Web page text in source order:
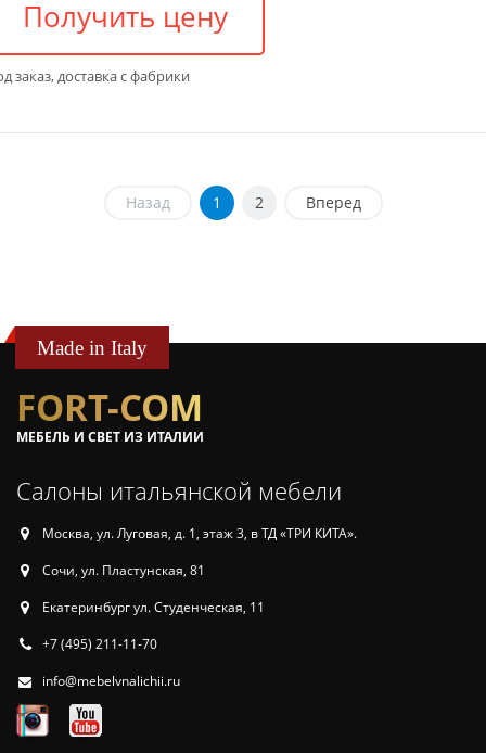
Получить цену
заказ, доставка с фабрики
Назад 1 2 Вперед
Made in Italy
FORT-COM
МЕБЕЛЬ И СВЕТ ИЗ ИТАЛИИ
Салоны итальянской мебели
Москва, ул. Луговая, д. 1, этаж 3, в ТД «ТРИ КИТА».
Сочи, ул. Пластунская, 81
Екатеринбург ул. Студенческая, 11
+7 (495) 211-11-70
info@mebelvnalichii.ru